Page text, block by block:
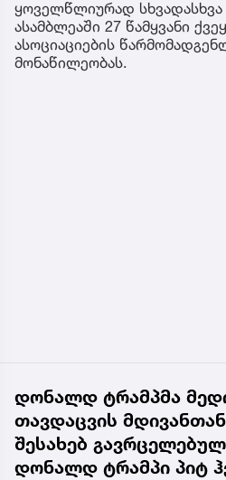
ყოველწლიურად სხვადასხვა
ასამბლეაში 27 წამყვანი
ასოციაციების
მონაწილეობას.
დონალდ ტრამპმა
თავდაცვის
შესახებ
დონალდ ტრამპი პიტ